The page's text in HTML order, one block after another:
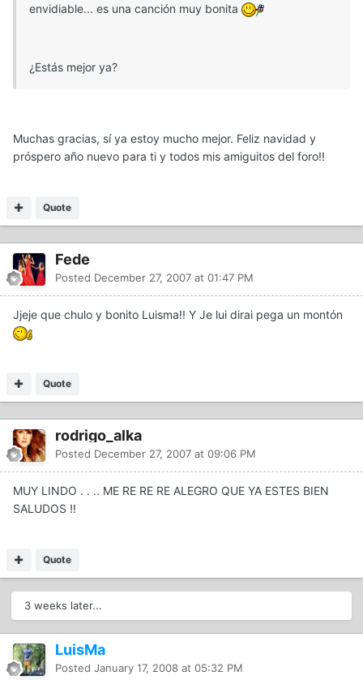
envidiable... es una canción muy bonita
¿Estás mejor ya?
Muchas gracias, sí ya estoy mucho mejor. Feliz navidad y
próspero año nuevo para ti y todos mis amiguitos del foro!!
Quote
Fede
Posted December 27, 2007 at 01:47 PM
Jjeje que chulo y bonito Luisma!! Y Je lui dirai pega un montón
Quote
rodrigo_alka
Posted December 27, 2007 at 09:06 PM
MUY LINDO . . .. ME RE RE RE ALEGRO QUE YA ESTES BIEN
SALUDOS !!
Quote
3 weeks later...
LuisMa
Posted January 17, 2008 at 05:32 PM